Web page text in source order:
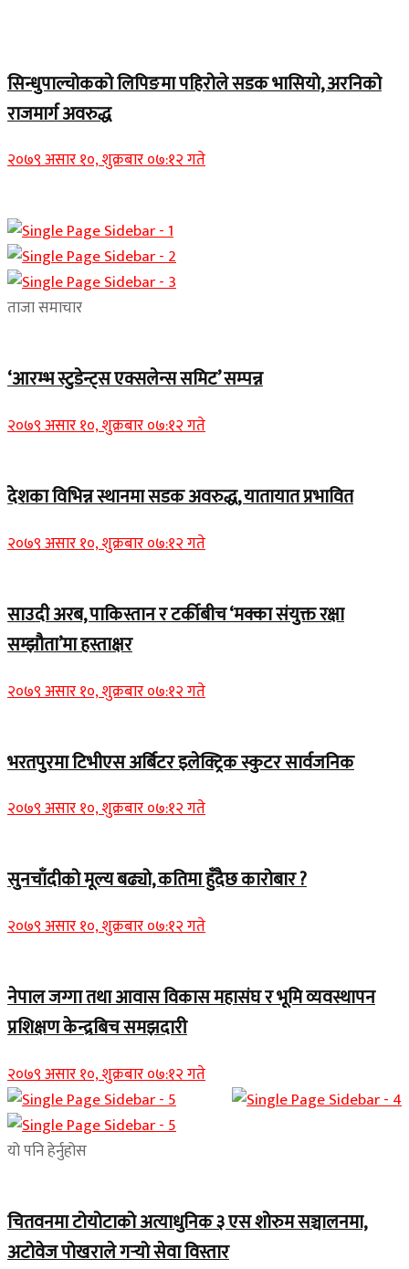
सिन्धुपाल्चोकको लिपिङमा पहिरोले सडक भासियो, अरनिको
राजमार्ग अवरुद्ध
२०७९ असार १०, शुक्रबार ०७:१२ गते
ताजा समाचार
‘आरम्भ स्टुडेन्ट्स एक्सलेन्स समिट’ सम्पन्न
२०७९ असार १०, शुक्रबार ०७:१२ गते
देशका विभिन्न स्थानमा सडक अवरुद्ध, यातायात प्रभावित
२०७९ असार १०, शुक्रबार ०७:१२ गते
साउदी अरब, पाकिस्तान र टर्कीबीच ‘मक्का संयुक्त रक्षा
सम्झौता’मा हस्ताक्षर
२०७९ असार १०, शुक्रबार ०७:१२ गते
भरतपुरमा टिभीएस अर्बिटर इलेक्ट्रिक स्कुटर सार्वजनिक
२०७९ असार १०, शुक्रबार ०७:१२ गते
सुनचाँदीको मूल्य बढ्यो, कतिमा हुँदैछ कारोबार ?
२०७९ असार १०, शुक्रबार ०७:१२ गते
नेपाल जग्गा तथा आवास विकास महासंघ र भूमि व्यवस्थापन
प्रशिक्षण केन्द्रबिच समझदारी
२०७९ असार १०, शुक्रबार ०७:१२ गते
यो पनि हेर्नुहोस
चितवनमा टोयोटाको अत्याधुनिक ३ एस शोरुम सञ्चालनमा,
अटोवेज पोखराले गर्‍यो सेवा विस्तार